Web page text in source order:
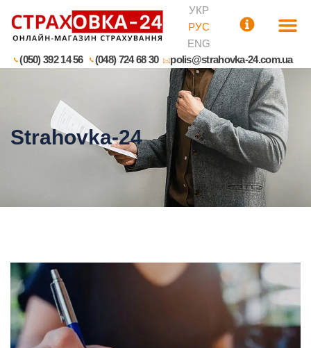
УКР
РУС
ENG
(050) 392 14 56 (048) 724 68 30 polis@strahovka-24.com.ua
Strahovka-24